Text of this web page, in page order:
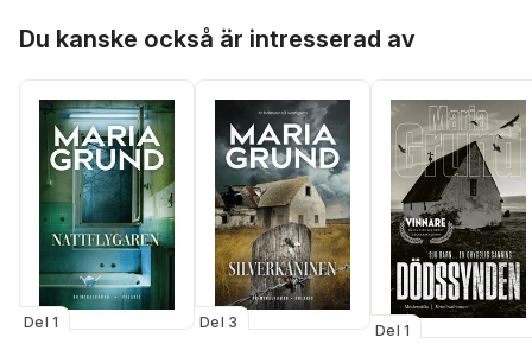
Du kanske också är intresserad av
Del 1 Del 3 Del 1